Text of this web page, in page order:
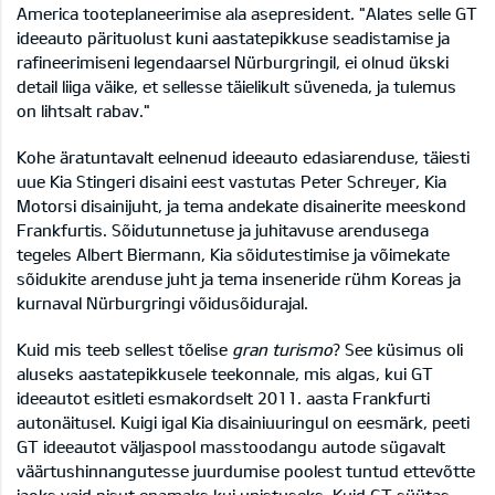
America tooteplaneerimise ala asepresident. "Alates selle GT
ideeauto pärituolust kuni aastatepikkuse seadistamise ja
rafineerimiseni legendaarsel Nürburgringil, ei olnud ükski
detail liiga väike, et sellesse täielikult süveneda, ja tulemus
on lihtsalt rabav."
Kohe äratuntavalt eelnenud ideeauto edasiarenduse, täiesti
uue Kia Stingeri disaini eest vastutas Peter Schreyer, Kia
Motorsi disainijuht, ja tema andekate disainerite meeskond
Frankfurtis. Sõidutunnetuse ja juhitavuse arendusega
tegeles Albert Biermann, Kia sõidutestimise ja võimekate
sõidukite arenduse juht ja tema inseneride rühm Koreas ja
kurnaval Nürburgringi võidusõidurajal.
Kuid mis teeb sellest tõelise gran turismo? See küsimus oli
aluseks aastatepikkusele teekonnale, mis algas, kui GT
ideeautot esitleti esmakordselt 2011. aasta Frankfurti
autonäitusel. Kuigi igal Kia disainiuuringul on eesmärk, peeti
GT ideeautot väljaspool masstoodangu autode sügavalt
väärtushinnangutesse juurdumise poolest tuntud ettevõtte